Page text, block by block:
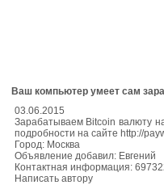
Ваш компьютер умеет сам
03.06.2015
Зарабатываем Bitcoin валюту
подробности на сайте http://
Город: Москва
Объявление добавил: Евгений
Контактная информация:
Написать автору